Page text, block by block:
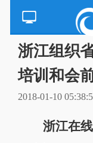
浙江组织
培训和会
2018-01-10
浙江在